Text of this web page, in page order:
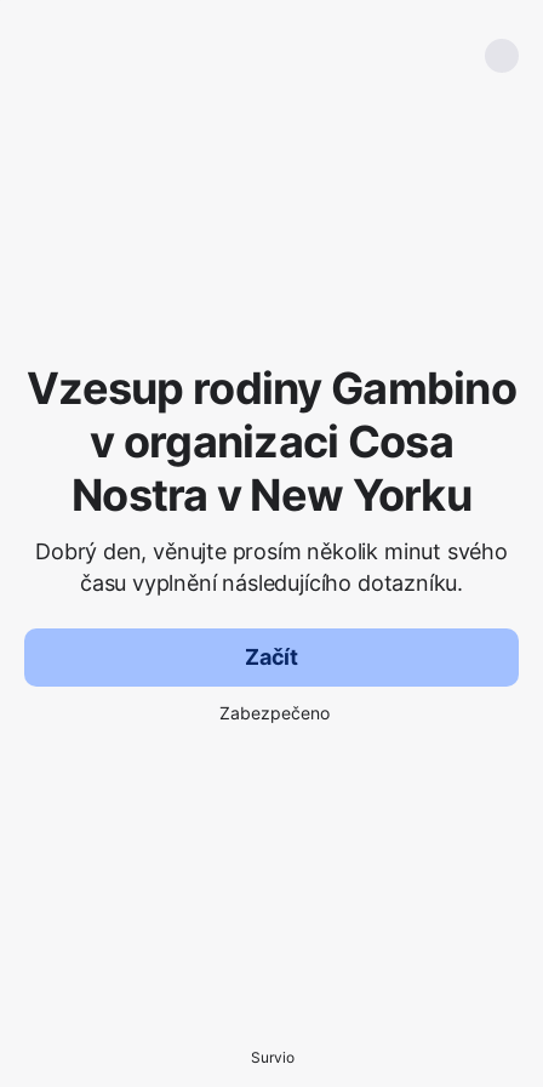
Vzesup rodiny Gambino
v organizaci Cosa
Nostra v New Yorku
Dobrý den, věnujte prosím několik minut svého
času vyplnění následujícího dotazníku.
Začít
Zabezpečeno
Survio